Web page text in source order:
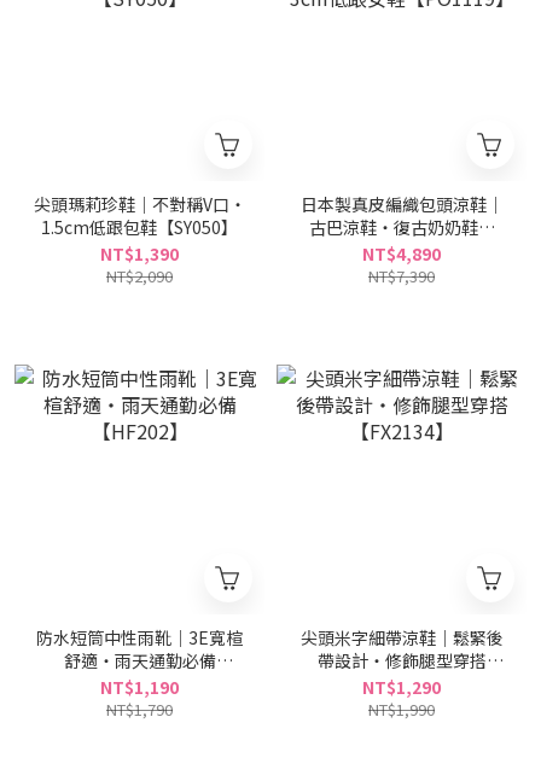
尖頭瑪莉珍鞋｜不對稱V口・
1.5cm低跟包鞋【SY050】
NT$1,390
NT$2,090
日本製真皮編織包頭涼鞋｜
古巴涼鞋・復古奶奶鞋・
3cm低跟女鞋【PO1119】
NT$4,890
NT$7,390
防水短筒中性雨靴｜3E寬楦
舒適・雨天通勤必備
【HF202】
NT$1,190
NT$1,790
尖頭米字細帶涼鞋｜鬆緊後
帶設計・修飾腿型穿搭
【FX2134】
NT$1,290
NT$1,990